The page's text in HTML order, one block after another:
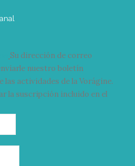
Su dirección de correo
nuestro boletín
actividades de la Vorágine.
la suscripción incluido en el